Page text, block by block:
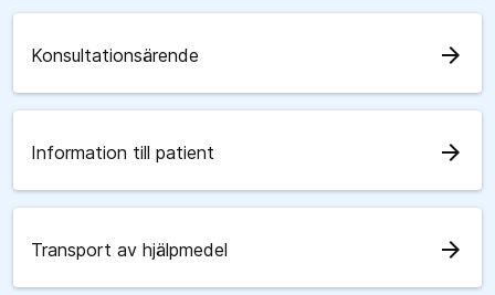
Konsultationsärende arrow_forward
Information till patient arrow_forward
Transport av hjälpmedel arrow_forward